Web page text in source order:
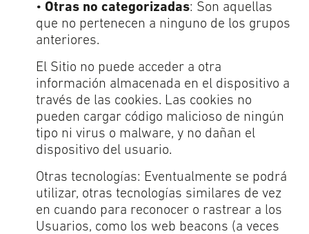
• Otras no categorizadas: Son aquellas
que no pertenecen a ninguno de los grupos
anteriores.
El Sitio no puede acceder a otra
información almacenada en el dispositivo a
través de las cookies. Las cookies no
pueden cargar código malicioso de ningún
tipo ni virus o malware, y no dañan el
dispositivo del usuario.
Otras tecnologías: Eventualmente se podrá
utilizar, otras tecnologías similares de vez
en cuando para reconocer o rastrear a los
Usuarios, como los web beacons (a veces